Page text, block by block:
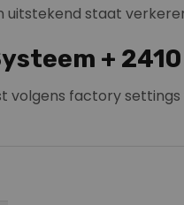
staat
+ 2410
volgens factory